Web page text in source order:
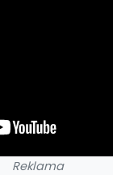
Reklama